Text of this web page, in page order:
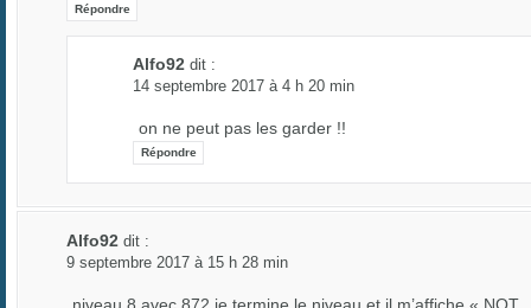
Répondre
Alfo92 dit :
14 septembre 2017 à 4 h 20 min
on ne peut pas les garder !!
Répondre
Alfo92 dit :
9 septembre 2017 à 15 h 28 min
niveau 8 avec 872 je termine le niveau et il m’affiche « NOT